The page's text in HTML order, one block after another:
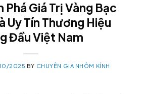
Phá Giá Trị Vàng Bạc
Uy Tín Thương Hiệu
Đầu Việt Nam
2025 BY CHUYÊN GIA NHÔM KÍNH